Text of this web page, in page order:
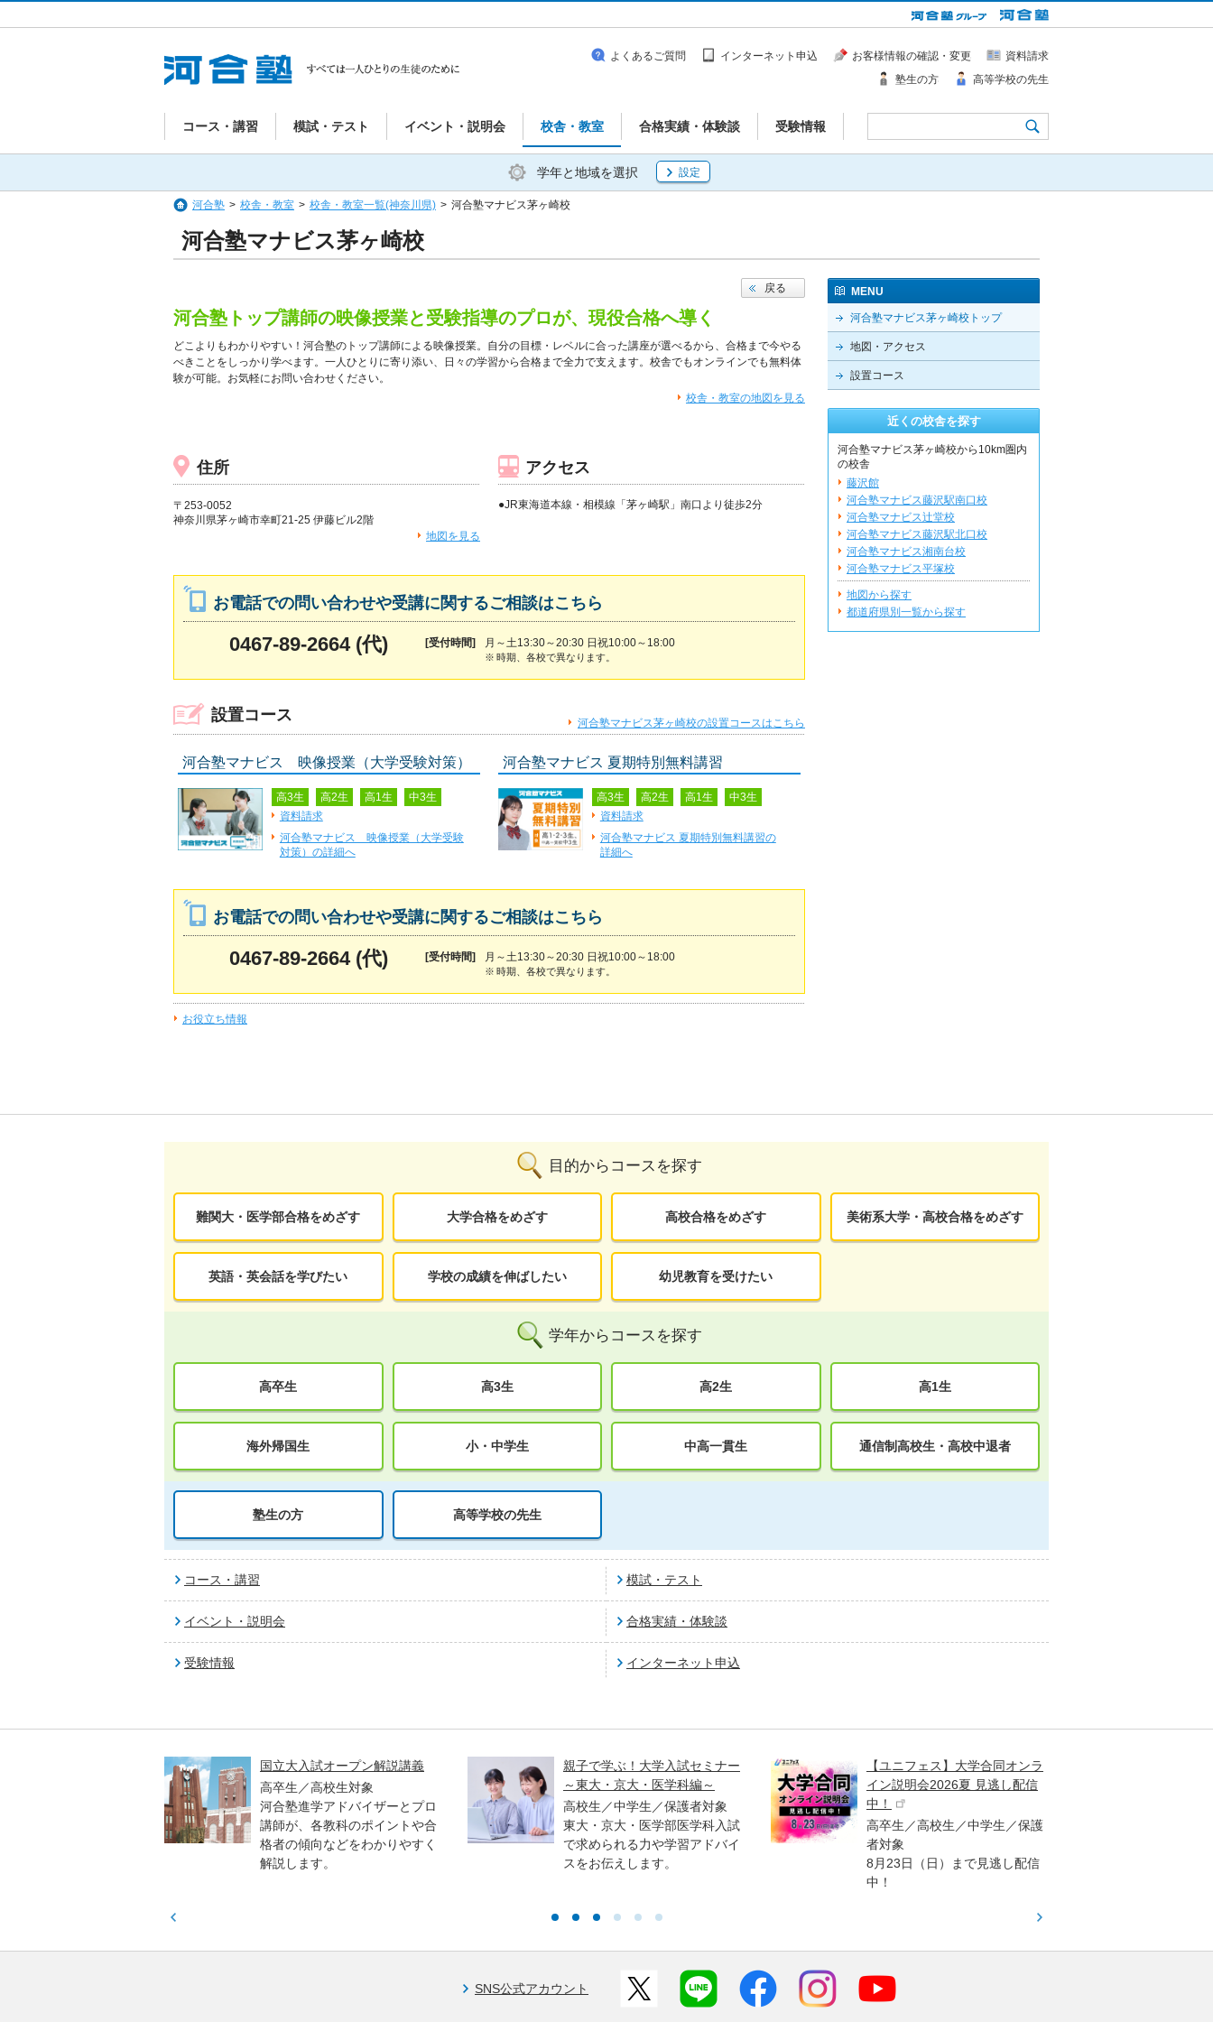
コース・講習 模試・テスト イベント・説明会 校舎・教室 合格実績・体験談 受験情報
よくあるご質問 インターネット申込 お客様情報の確認・変更
資料請求
塾生の方
高等学校の先生
学年と地域を選択 設定
河合塾 > 校舎・教室 > 校舎・教室一覧(神奈川県) > 河合塾マナビス茅ヶ崎校
河合塾マナビス茅ヶ崎校
戻る
河合塾トップ講師の映像授業と受験指導のプロが、現役合格へ導く
どこよりもわかりやすい！河合塾のトップ講師による映像授業。自分の目標・レベルに合った講座が選べるから、合格まで今やる
べきことをしっかり学べます。一人ひとりに寄り添い、日々の学習から合格まで全力で支えます。校舎でもオンラインでも無料体
験が可能。お気軽にお問い合わせください。
校舎・教室の地図を見る
住所
〒253-0052
神奈川県茅ヶ崎市幸町21-25 伊藤ビル2階
地図を見る
アクセス
●JR東海道本線・相模線「茅ヶ崎駅」南口より徒歩2分
お電話での問い合わせや受講に関するご相談はこちら
0467-89-2664 (代) [受付時間] 月～土13:30～20:30 日祝10:00～18:00
※ 時期、各校で異なります。
設置コース 河合塾マナビス茅ヶ崎校の設置コースはこちら
河合塾マナビス 映像授業（大学受験対策）
高3生 高2生 高1生
中3生
資料請求
河合塾マナビス 映像授業（大学受験
対策）の詳細へ
河合塾マナビス 夏期特別無料講習
高3生 高2生 高1生
中3生
資料請求
河合塾マナビス 夏期特別無料講習の
詳細へ
お電話での問い合わせや受講に関するご相談はこちら
0467-89-2664 (代) [受付時間] 月～土13:30～20:30 日祝10:00～18:00
※ 時期、各校で異なります。
お役立ち情報
MENU
河合塾マナビス茅ヶ崎校トップ
地図・アクセス
設置コース
近くの校舎を探す
河合塾マナビス茅ヶ崎校から10km圏内
の校舎
藤沢館
河合塾マナビス藤沢駅南口校
河合塾マナビス辻堂校
河合塾マナビス藤沢駅北口校
河合塾マナビス湘南台校
河合塾マナビス平塚校
地図から探す
都道府県別一覧から探す
目的からコースを探す
難関大・医学部合格をめざす 大学合格をめざす 高校合格をめざす 美術系大学・高校合格をめざす
英語・英会話を学びたい 学校の成績を伸ばしたい 幼児教育を受けたい
学年からコースを探す
高卒生 高3生 高2生 高1生
海外帰国生 小・中学生 中高一貫生 通信制高校生・高校中退者
塾生の方 高等学校の先生
コース・講習 模試・テスト
イベント・説明会 合格実績・体験談
受験情報 インターネット申込
国立大入試オープン解説講義
高卒生／高校生対象
河合塾進学アドバイザーとプロ
講師が、各教科のポイントや合
格者の傾向などをわかりやすく
解説します。
親子で学ぶ！大学入試セミナー
～東大・京大・医学科編～
高校生／中学生／保護者対象
東大・京大・医学部医学科入試
で求められる力や学習アドバイ
スをお伝えします。
【ユニフェス】大学合同オンラ
イン説明会2026夏 見逃し配信
中！
高卒生／高校生／中学生／保護
者対象
8月23日（日）まで見逃し配信
中！
SNS公式アカウント